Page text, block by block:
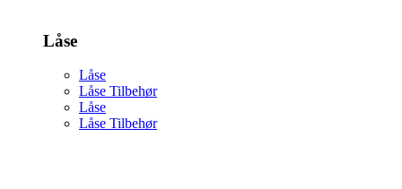
Låse
Låse
Låse Tilbehør
Låse
Låse Tilbehør